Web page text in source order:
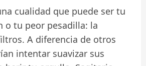
cualidad que puede ser tu
o tu peor pesadilla: la
A diferencia de otros
intentar suavizar sus